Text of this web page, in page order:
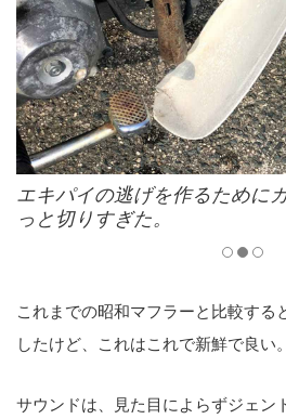
エキパイの逃げを作るために
っと切りすぎた。
これまでの昭和マフラーと比較する
したけど、これはこれで新鮮で良い。
サウンドは、見た目によらずジェン